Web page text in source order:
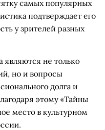
самых популярных
подтверждает его
у зрителей разных
не только
но и вопросы
долга и
этому «Тайны
место в культурном